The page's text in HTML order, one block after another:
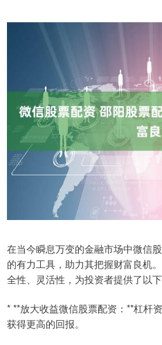
在当今瞬息万变的金融市场中微信
的有力工具，助力其把握财富良机
全性、灵活性，为投资者提供了以下
* **放大收益微信股票配资：**杠杆
获得更高的回报。